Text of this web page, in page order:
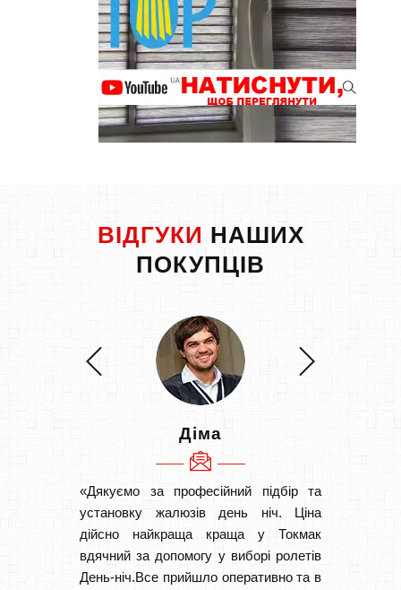
ВІДГУКИ НАШИХ
ПОКУПЦІВ
Діма
«Дякуємо за професійний підбір та
установку жалюзів день ніч. Ціна
дійсно найкраща краща у Токмак
вдячний за допомогу у виборі ролетів
День-ніч.Все прийшло оперативно та в